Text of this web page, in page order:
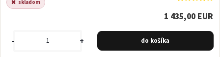
1 435,00 EUR
skladom
- +